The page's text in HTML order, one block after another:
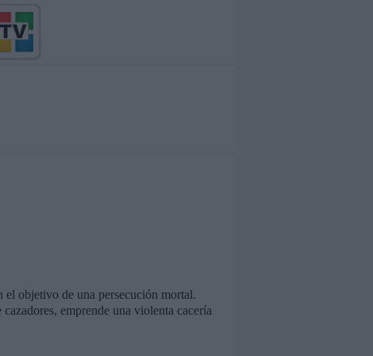
el objetivo de una persecución mortal.
emprende una violenta cacería